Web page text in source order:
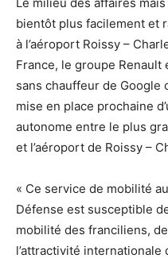
bientôt plus facilement et
à l’aéroport Roissy –
France, le groupe Renault
sans chauffeur de Google
mise en place prochaine
autonome entre le plus
et l’aéroport de Roissy –
« Ce service de mobilité
Défense est susceptible
mobilité des franciliens,
l’attractivité